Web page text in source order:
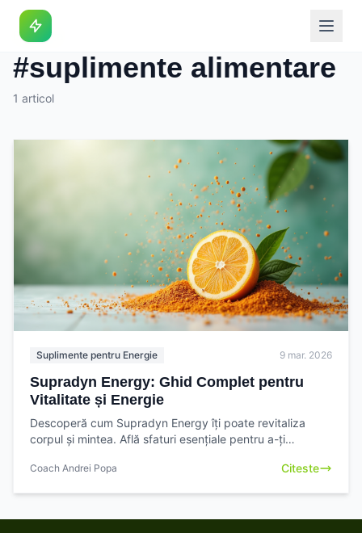
Eticheta
#suplimente alimentare
1 articol
Suplimente pentru Energie 9 mar. 2026
Supradyn Energy: Ghid Complet pentru
Vitalitate și Energie
Descoperă cum Supradyn Energy îți poate revitaliza
corpul și mintea. Află sfaturi esențiale pentru a-ți
Coach Andrei Popa Citeste